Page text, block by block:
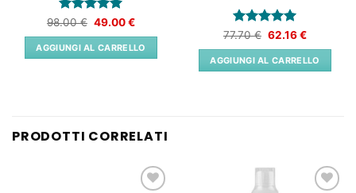
Valutato5
su 5
98.00€ Il
originale
era:
98.00 €.
49.00€Il
attuale
è:
49.00 €.
AGGIUNGI AL CARRELLO
Valutato5
su 5
77.70€ Il
originale
era:
77.70 €.
62.16€Il
attuale
è:
62.16 €.
AGGIUNGI AL CARRELLO
PRODOTTI CORRELATI